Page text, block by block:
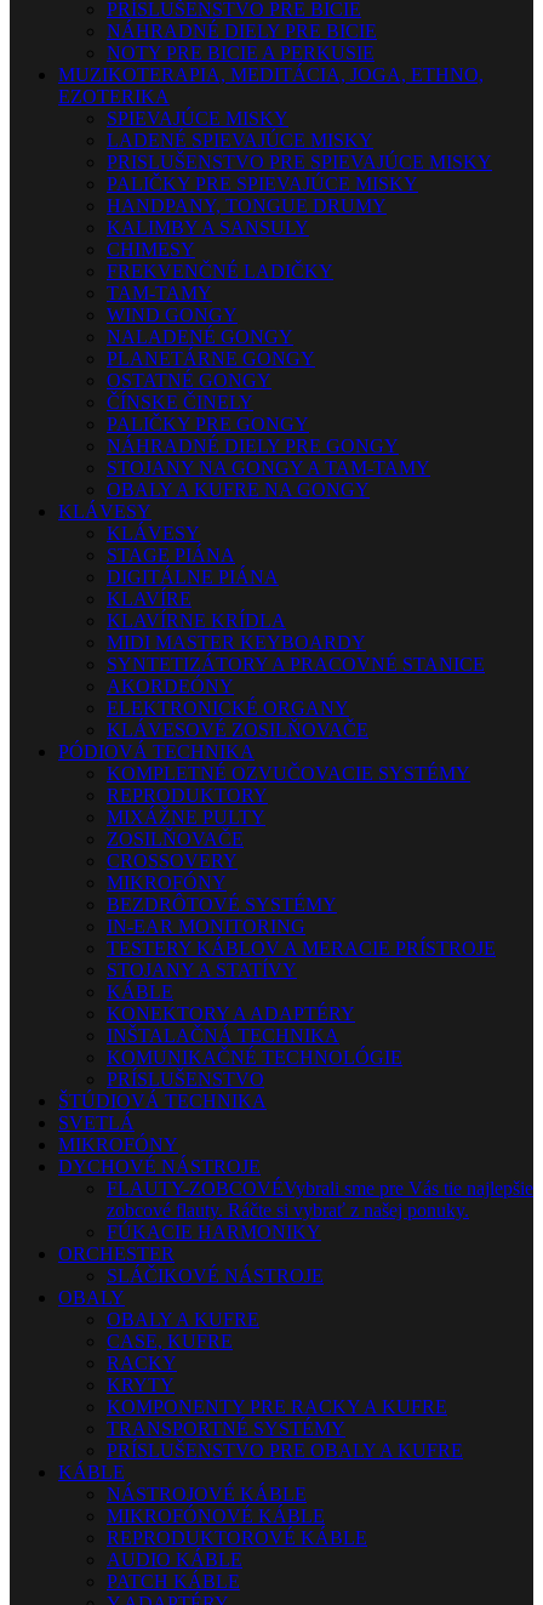
PRÍSLUŠENSTVO PRE BICIE
NÁHRADNÉ DIELY PRE BICIE
NOTY PRE BICIE A PERKUSIE
MUZIKOTERAPIA, MEDITÁCIA, JOGA, ETHNO,
EZOTERIKA
SPIEVAJÚCE MISKY
LADENÉ SPIEVAJÚCE MISKY
PRISLUŠENSTVO PRE SPIEVAJÚCE MISKY
PALIČKY PRE SPIEVAJÚCE MISKY
HANDPANY, TONGUE DRUMY
KALIMBY A SANSULY
CHIMESY
FREKVENČNÉ LADIČKY
TAM-TAMY
WIND GONGY
NALADENÉ GONGY
PLANETÁRNE GONGY
OSTATNÉ GONGY
ČÍNSKE ČINELY
PALIČKY PRE GONGY
NÁHRADNÉ DIELY PRE GONGY
STOJANY NA GONGY A TAM-TAMY
OBALY A KUFRE NA GONGY
KLÁVESY
KLÁVESY
STAGE PIÁNA
DIGITÁLNE PIÁNA
KLAVÍRE
KLAVÍRNE KRÍDLA
MIDI MASTER KEYBOARDY
SYNTETIZÁTORY A PRACOVNÉ STANICE
AKORDEÓNY
ELEKTRONICKÉ ORGANY
KLÁVESOVÉ ZOSILŇOVAČE
PÓDIOVÁ TECHNIKA
KOMPLETNÉ OZVUČOVACIE SYSTÉMY
REPRODUKTORY
MIXÁŽNE PULTY
ZOSILŇOVAČE
CROSSOVERY
MIKROFÓNY
BEZDRÔTOVÉ SYSTÉMY
IN-EAR MONITORING
TESTERY KÁBLOV A MERACIE PRÍSTROJE
STOJANY A STATÍVY
KÁBLE
KONEKTORY A ADAPTÉRY
INŠTALAČNÁ TECHNIKA
KOMUNIKAČNÉ TECHNOLÓGIE
PRÍSLUŠENSTVO
ŠTÚDIOVÁ TECHNIKA
SVETLÁ
MIKROFÓNY
DYCHOVÉ NÁSTROJE
FLAUTY-ZOBCOVÉVybrali sme pre Vás tie najlepšie
zobcové flauty. Ráčte si vybrať z našej ponuky.
FÚKACIE HARMONIKY
ORCHESTER
SLÁČIKOVÉ NÁSTROJE
OBALY
OBALY A KUFRE
CASE, KUFRE
RACKY
KRYTY
KOMPONENTY PRE RACKY A KUFRE
TRANSPORTNÉ SYSTÉMY
PRÍSLUŠENSTVO PRE OBALY A KUFRE
KÁBLE
NÁSTROJOVÉ KÁBLE
MIKROFÓNOVÉ KÁBLE
REPRODUKTOROVÉ KÁBLE
AUDIO KÁBLE
PATCH KÁBLE